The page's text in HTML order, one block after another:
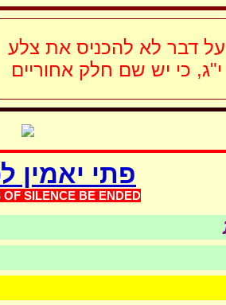
על דבר לא להכניס את צלע
י"ג, כי יש שם חלק אחוריים
פתי יאמין
OF SILENCE BE ENDED